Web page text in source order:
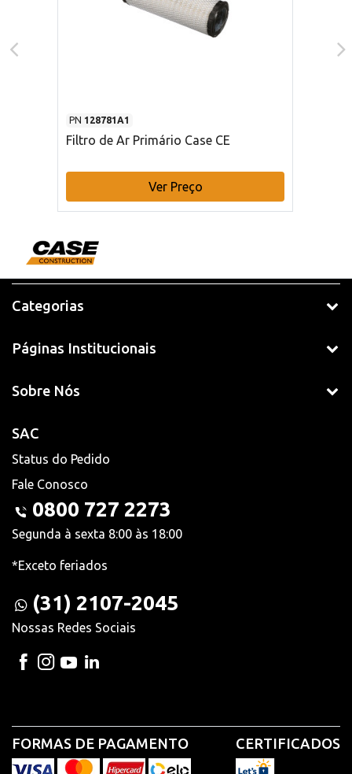
PN 128781A1
Filtro de Ar Primário Case CE
Ver Preço
Categorias
Páginas Institucionais
Sobre Nós
SAC
Status do Pedido
Fale Conosco
0800 727 2273
Segunda à sexta 8:00 às 18:00
*Exceto feriados
(31) 2107-2045
Nossas Redes Sociais
FORMAS DE PAGAMENTO CERTIFICADOS